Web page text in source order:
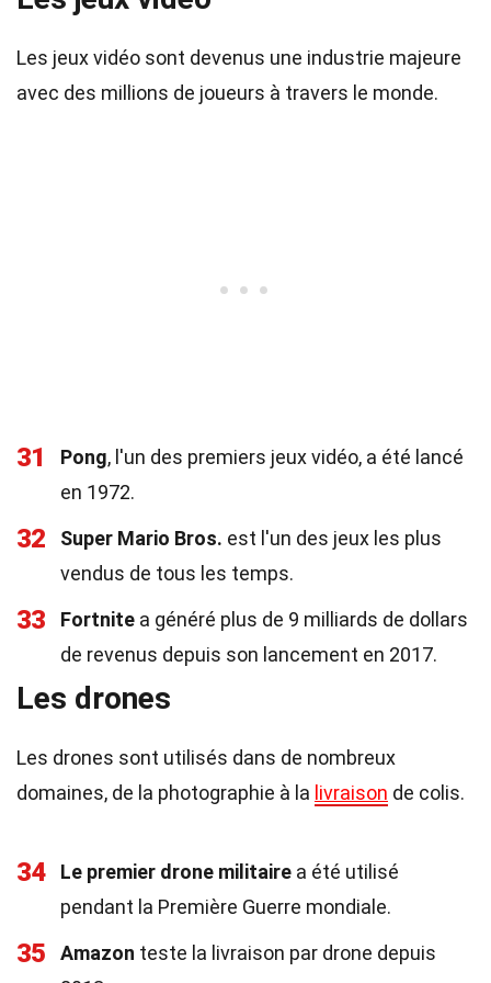
Les jeux vidéo sont devenus une industrie majeure
avec des millions de joueurs à travers le monde.
31 Pong, l'un des premiers jeux vidéo, a été lancé
en 1972.
32 Super Mario Bros. est l'un des jeux les plus
vendus de tous les temps.
33 Fortnite a généré plus de 9 milliards de dollars
de revenus depuis son lancement en 2017.
Les drones
Les drones sont utilisés dans de nombreux
domaines, de la photographie à la livraison de colis.
34 Le premier drone militaire a été utilisé
pendant la Première Guerre mondiale.
35 Amazon teste la livraison par drone depuis